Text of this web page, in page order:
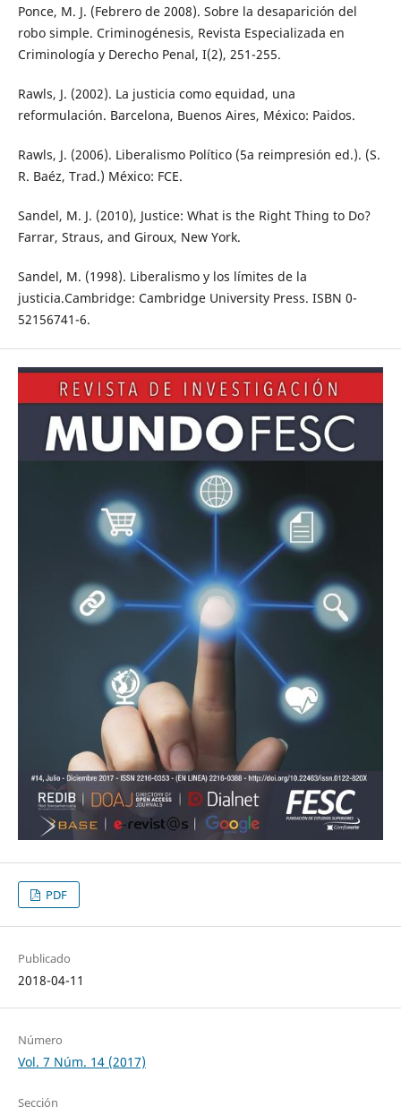
Ponce, M. J. (Febrero de 2008). Sobre la desaparición del
robo simple. Criminogénesis, Revista Especializada en
Criminología y Derecho Penal, I(2), 251-255.
Rawls, J. (2002). La justicia como equidad, una
reformulación. Barcelona, Buenos Aires, México: Paidos.
Rawls, J. (2006). Liberalismo Político (5a reimpresión ed.). (S.
R. Baéz, Trad.) México: FCE.
Sandel, M. J. (2010), Justice: What is the Right Thing to Do?
Farrar, Straus, and Giroux, New York.
Sandel, M. (1998). Liberalismo y los límites de la
justicia.Cambridge: Cambridge University Press. ISBN 0-
52156741-6.
PDF
Publicado
2018-04-11
Número
Vol. 7 Núm. 14 (2017)
Sección